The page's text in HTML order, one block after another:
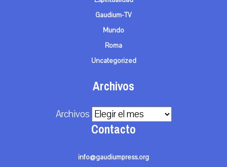
Gaudium-TV
Mundo
Roma
Uncategorized
Archivos
Archivos
Contacto
info@gaudiumpress.org